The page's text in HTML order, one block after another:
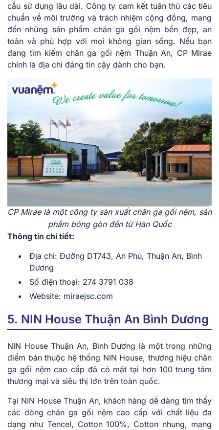
cầu sử dụng lâu dài. Công ty cam kết tuân thủ các tiêu
chuẩn về môi trường và trách nhiệm cộng đồng, mang
đến những sản phẩm chăn ga gối nệm bền đẹp, an
toàn và phù hợp với mọi không gian sống. Nếu bạn
đang tìm kiếm chăn ga gối nệm Thuận An, CP Mirae
chính là địa chỉ đáng tin cậy dành cho bạn.
CP Mirae là một công ty sản xuất chăn ga gối nệm, sản
phẩm bông gòn đến từ Hàn Quốc
Thông tin chi tiết:
Địa chỉ: Đường DT743, An Phú, Thuận An, Bình
Dương
Số điện thoại: 274 3791 038
Website: miraejsc.com
5. NIN House Thuận An Bình Dương
NIN House Thuận An, Bình Dương là một trong những
điểm bán thuộc hệ thống NIN House, thương hiệu chăn
ga gối nệm cao cấp đã có mặt tại hơn 100 trung tâm
thương mại và siêu thị lớn trên toàn quốc.
Tại NIN House Thuận An, khách hàng dễ dàng tìm thấy
các dòng chăn ga gối nệm cao cấp với chất liệu đa
dạng như Tencel, Cotton 100%, Cotton nhung, mang